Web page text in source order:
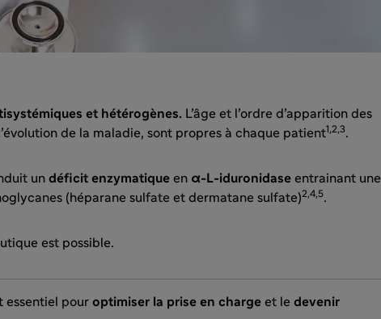
et hétérogènes. L’âge et l’ordre d’apparition des
de la maladie, sont propres à chaque patient1,2,3.
un déficit enzymatiqueen α-L-iduronidaseentrainant une
(héparane sulfate et dermatane sulfate)2,4,5.
est possible.
essentiel pour optimiser la prise en charge et le devenir